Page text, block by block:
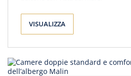
VISUALIZZA